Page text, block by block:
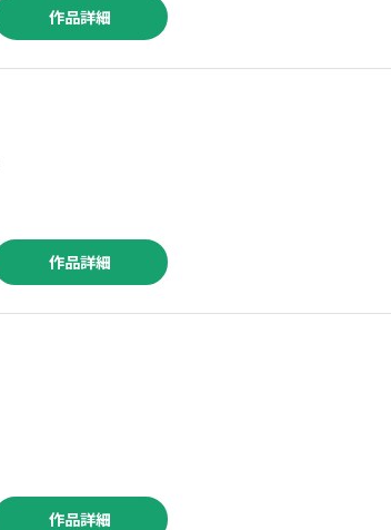
作品詳細
作品詳細
作品詳細